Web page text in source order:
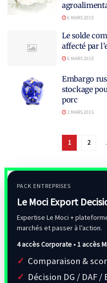
6 MARS 2015
Le solde
affecté par
6 MARS 2015
Embargo
stockage
porc
2 MARS 2015
1 2
PACK ENTREPRISES
Le Moci Export
Expertise Le Moci +
marchés et passer à l’action.
4 accès Corporate • 1 accès
Comparaison &
Décision DG / DAF